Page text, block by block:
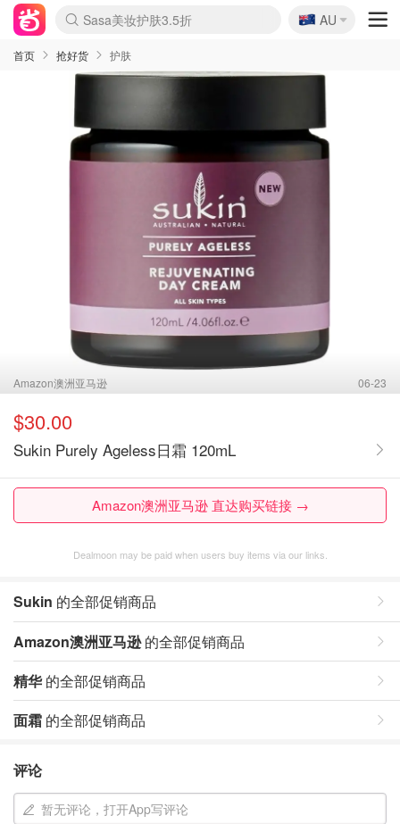
lululemon折扣上新
Sasa美妆护肤3.5折
SSENSE年中2.5折
FreshBeauty好价汇总
Cettire降价+叠9折
WWS Coles超市实拍
viagogo二手票捡漏
Myer超级周末
The Outnet奢牌1折起
David Jones 3折起
Flannels大牌1折
Perfumes Club护肤1折
AMIRO面罩$251
Amazon折扣汇总
eToro入金$200送$50
Amazon数码好物
ICONIC本周7.5折
ThedoubleF高奢地板价
Moose Knuckles 6折
丝芙兰5折起
EUFY摄像头$98
Selenichast首饰2折
Trip机票酒店促销
YSL送5件彩妆礼
Amazon家居好物
Amazon美妆护肤
雅漾大喷$8
过敏原检测盒$33
伊索独家赠50ml沐浴露
科颜氏高保湿面霜$29
SEALIFE海洋馆门票6折
丝塔芙大白罐$16
订阅Newsletter送香薰
Cult Beauty 6.8折
Harrods圣诞日历$525
LN-CC奢牌私促3折
d'Alba空姐喷雾$16
EVE LOM套装£56
Bernardelli独家4折
Adore Beauty 6折起
CT圣诞日历
Mytheresa奢品2.7折
Luxury Escapes 9折
Currentbody美容仪$881
MOON Garden Live
Roborock扫地机$649
Tingo Life水杯$24
Valentino官网5折
CR洗护套装$23
修丽可4件套$159
Myer彩妆2件7折
GANNI官网4.5折
Stylevana韩妆4折
Tessabit高奢8.5折
OGX洗发水$11
Amazon阿德莱德次日达
卡诗8.5折+赠礼
Philips Hue灯具8折
🇦🇺
AU
首页 抢好货 护肤
Amazon澳洲亚马逊 06-23
$30.00
Sukin Purely Ageless日霜 120mL
Amazon澳洲亚马逊 直达购买链接 →
Dealmoon may be paid when users buy items via our links.
Sukin 的全部促销商品
Amazon澳洲亚马逊的全部促销商品
精华的全部促销商品
面霜 的全部促销商品
评论
暂无评论，打开App写评论